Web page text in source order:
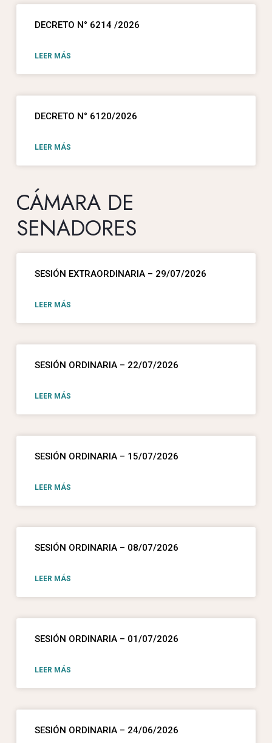
DECRETO N° 6214 /2026
LEER MÁS
DECRETO N° 6120/2026
LEER MÁS
CÁMARA DE
SENADORES
SESIÓN EXTRAORDINARIA – 29/07/2026
LEER MÁS
SESIÓN ORDINARIA – 22/07/2026
LEER MÁS
SESIÓN ORDINARIA – 15/07/2026
LEER MÁS
SESIÓN ORDINARIA – 08/07/2026
LEER MÁS
SESIÓN ORDINARIA – 01/07/2026
LEER MÁS
SESIÓN ORDINARIA – 24/06/2026